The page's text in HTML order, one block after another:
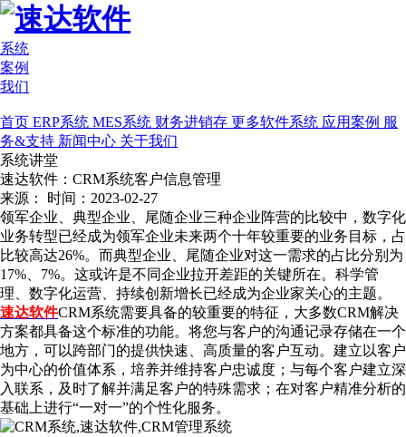
系统
案例
我们
首页 ERP系统 MES系统 财务进销存 更多软件系统 应用案例 服
务&支持 新闻中心 关于我们
系统讲堂
速达软件：CRM系统客户信息管理
来源： 时间：2023-02-27
领军企业、典型企业、尾随企业三种企业阵营的比较中，数字化
业务转型已经成为领军企业未来两个十年较重要的业务目标，占
比较高达26%。而典型企业、尾随企业对这一需求的占比分别为
17%、7%。这或许是不同企业拉开差距的关键所在。科学管
理、数字化运营、持续创新增长已经成为企业家关心的主题。
速达软件CRM系统需要具备的较重要的特征，大多数CRM解决
方案都具备这个标准的功能。将您与客户的沟通记录存储在一个
地方，可以跨部门的提供快速、高质量的客户互动。建立以客户
为中心的价值体系，培养并维持客户忠诚度；与每个客户建立深
入联系，及时了解并满足客户的特殊需求；在对客户精准分析的
基础上进行“一对一”的个性化服务。